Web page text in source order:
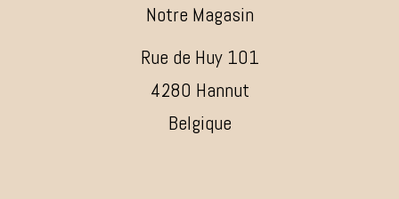
Notre Magasin
Rue de Huy 101
4280 Hannut
Belgique